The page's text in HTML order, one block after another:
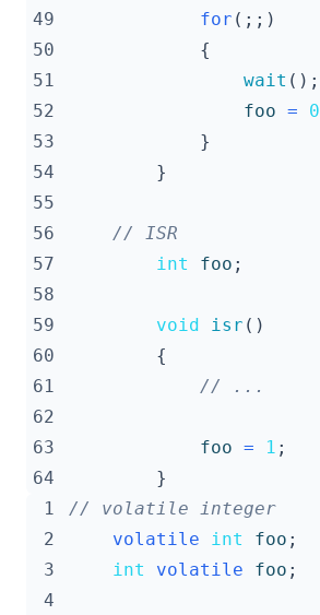
49
for (;;)
50
{
51
wait ();
52
foo = 0
53
}
54
}
55
56
57
int foo ;
58
59
void isr ()
60
{
61
62
63
foo = 1 ;
64
}
1
2
volatile int foo ;
3
int volatile foo ;
4